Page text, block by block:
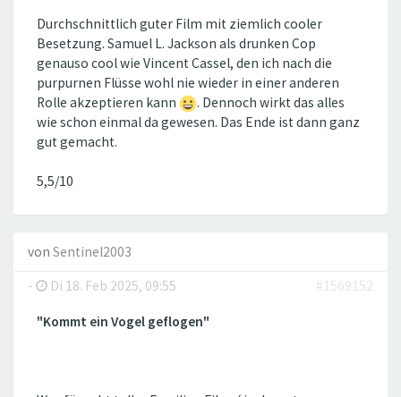
Durchschnittlich guter Film mit ziemlich cooler
Besetzung. Samuel L. Jackson als drunken Cop
genauso cool wie Vincent Cassel, den ich nach die
purpurnen Flüsse wohl nie wieder in einer anderen
Rolle akzeptieren kann
. Dennoch wirkt das alles
wie schon einmal da gewesen. Das Ende ist dann ganz
gut gemacht.
5,5/10
von Sentinel2003
-
Di 18. Feb 2025, 09:55 #1569152
"Kommt ein Vogel geflogen"